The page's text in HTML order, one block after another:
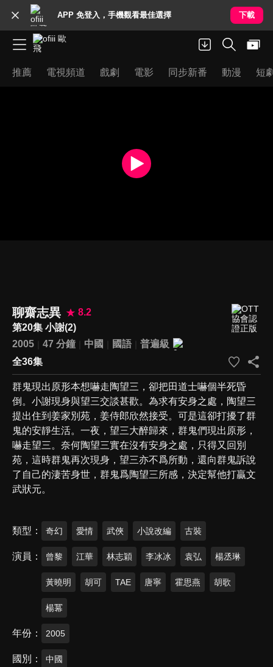
APP 免登入，手機觀看最佳選擇 下載
推薦 電視頻道 戲劇 電影 同步新番 動漫 短
聊齋志異
8.2
第20集 小謝(2)
2005
47 分鐘 中國 國語
普遍級
全36集
群鬼現出原形本想嚇走陶望三，卻把田道士嚇個半死昏
倒。小謝現身與望三交談甚歡。為求有安身之處，陶望三
提出住到姜家別苑，姜侍郎欣然接受。可是這卻打擾了群
鬼的安靜生活。一夜，望三大醉歸來，群鬼們現出原形，
嚇走望三。奈何陶望三實在沒有安身之處，只得又回別
苑，這時群鬼再次現身，望三亦不爲所動，還向群鬼訴說
了自己的淒苦身世，群鬼爲陶望三所感，決定幫他打贏文
武狀元。
類型 奇幻 愛情 武俠 小說改編 古裝
演員 曾黎 江華 林志穎 李冰冰 袁弘 楊丞琳
黃曉明 胡可 TAE 唐寧 霍思燕 胡歌
楊冪
年份 2005
國別 中國